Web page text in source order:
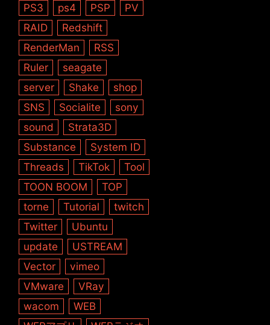
PS3
ps4 PSP
PV
RAID
Redshift
RenderMan
RSS
Ruler
seagate
server
Shake
shop
SNS
Socialite
sony
sound
Strata3D
Substance
System ID
Threads
TikTok
Tool
TOON BOOM
TOP
torne
Tutorial
twitch
Twitter
Ubuntu
update
USTREAM
Vector
vimeo
VMware
VRay
wacom
WEB